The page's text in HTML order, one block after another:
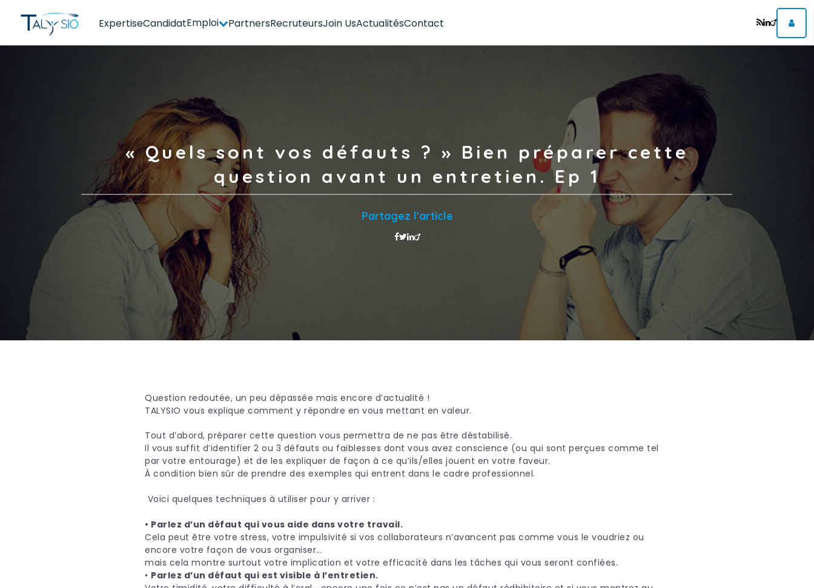
ExpertiseCandidatEmploi PartnersRecruteursJoin UsActualitésContact
Se souvenir de moi
Mot de passe oublié ?
Connexion
« Quels sont vos défauts ? » Bien préparer cette
question avant un entretien. Ep 1
Partagez l'article
Question redoutée, un peu dépassée mais encore d’actualité !
TALYSIO vous explique comment y répondre en vous mettant en valeur.
Tout d’abord, préparer cette question vous permettra de ne pas être déstabilisé.
Il vous suffit d’identifier 2 ou 3 défauts ou faiblesses dont vous avez conscience (ou qui sont perçues comme tel
par votre entourage) et de les expliquer de façon à ce qu’ils/elles jouent en votre faveur.
À condition bien sûr de prendre des exemples qui entrent dans le cadre professionnel.
Voici quelques techniques à utiliser pour y arriver :
• Parlez d’un défaut qui vous aide dans votre travail.
Cela peut être votre stress, votre impulsivité si vos collaborateurs n’avancent pas comme vous le voudriez ou
encore votre façon de vous organiser…
mais cela montre surtout votre implication et votre efficacité dans les tâches qui vous seront confiées.
• Parlez d’un défaut qui est visible à l’entretien.